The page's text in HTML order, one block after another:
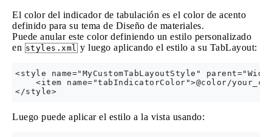
El color del indicador de tabulación es el color de acento
definido para su tema de Diseño de materiales.
Puede anular este color definiendo un estilo personalizado
en styles.xml y luego aplicando el estilo a su TabLayout:
<style name="MyCustomTabLayoutStyle"
<item name="tabIndicatorColor">@color/
Luego puede aplicar el estilo a la vista usando: